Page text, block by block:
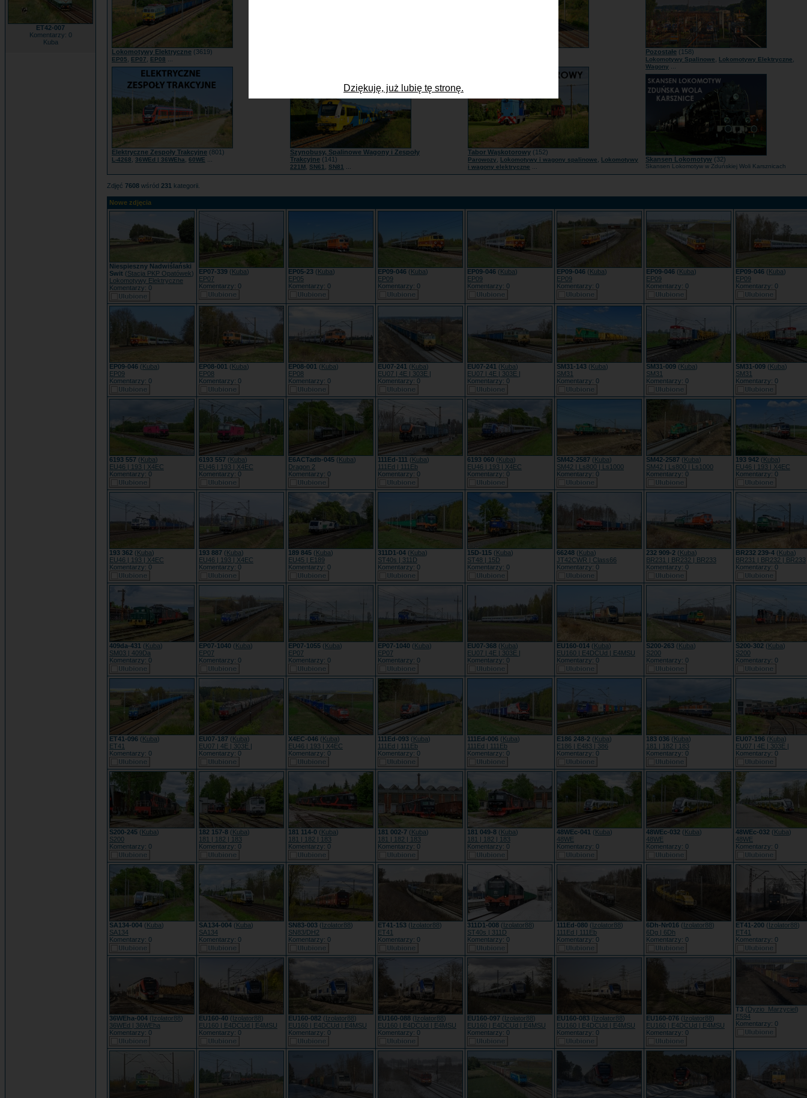
ET42-007
Komentarzy: 0
Kuba
Lokomotywy Elektryczne (3619)
EP05 EP07 EP08
Elektryczne Zespoły Trakcyjne (801)
L-4268 36WEd | 36WEha 60WE
Szynobusy, Spalinowe Wagony i Zespoły
Trakcyjne (141)
221M SN61 SN81
Tabor Wąskotorowy (152)
Parowozy Lokomotywy i wagony spalinowe
Lokomotywy
i wagony elektryczne
Pozostałe (158)
Lokomotywy Spalinowe Lokomotywy Elektryczne
Wagony
Skansen Lokomotyw (32)
Skansen Lokomotyw w Zduńskiej Woli Karsznicach
Zdjęć 7608 wśród 231 kategorii.
Nowe zdjęcia
Niespieszny Nadwiślański
Swit (Stacja PKP Opatówek)
Lokomotywy Elektryczne
Komentarzy: 0
EP07-339 (Kuba)
EP07
Komentarzy: 0
EP05-23 (Kuba)
EP05
Komentarzy: 0
EP09-046 (Kuba)
EP09
Komentarzy: 0
EP09-046 (Kuba)
EP09
Komentarzy: 0
EP09-046 (Kuba)
EP09
Komentarzy: 0
EP09-046 (Kuba)
EP09
Komentarzy: 0
EP09-046 (Kuba)
EP09
Komentarzy: 0
EP09-046 (Kuba)
EP09
Komentarzy: 0
EP08-001 (Kuba)
EP08
Komentarzy: 0
EP08-001 (Kuba)
EP08
Komentarzy: 0
EU07-241 (Kuba)
EU07 | 4E | 303E |
Komentarzy: 0
EU07-241 (Kuba)
EU07 | 4E | 303E |
Komentarzy: 0
SM31-143 (Kuba)
SM31
Komentarzy: 0
SM31-009 (Kuba)
SM31
Komentarzy: 0
SM31-009 (Kuba)
SM31
Komentarzy: 0
6193 557 (Kuba)
EU46 | 193 | X4EC
Komentarzy: 0
6193 557 (Kuba)
EU46 | 193 | X4EC
Komentarzy: 0
E6ACTadb-045 (Kuba)
Dragon 2
Komentarzy: 0
111Ed-111 (Kuba)
111Ed | 111Eb
Komentarzy: 0
6193 060 (Kuba)
EU46 | 193 | X4EC
Komentarzy: 0
SM42-2587 (Kuba)
SM42 | Ls800 | Ls1000
Komentarzy: 0
SM42-2587 (Kuba)
SM42 | Ls800 | Ls1000
Komentarzy: 0
193 942 (Kuba)
EU46 | 193 | X4EC
Komentarzy: 0
193 362 (Kuba)
EU46 | 193 | X4EC
Komentarzy: 0
193 887 (Kuba)
EU46 | 193 | X4EC
Komentarzy: 0
189 845 (Kuba)
EU45 | E189
Komentarzy: 0
311D1-04 (Kuba)
ST40s | 311D
Komentarzy: 0
15D-115 (Kuba)
ST48 | 15D
Komentarzy: 0
66248 (Kuba)
JT42CWR | Class66
Komentarzy: 0
232 909-2 (Kuba)
BR231 | BR232 | BR233
Komentarzy: 0
BR232 239-4 (Kuba)
BR231 | BR232 | BR233
Komentarzy: 0
409da-431 (Kuba)
SM03 | 409Da
Komentarzy: 0
EP07-1040 (Kuba)
EP07
Komentarzy: 0
EP07-1055 (Kuba)
EP07
Komentarzy: 0
EP07-1040 (Kuba)
EP07
Komentarzy: 0
EU07-368 (Kuba)
EU07 | 4E | 303E |
Komentarzy: 0
EU160-014 (Kuba)
EU160 | E4DCUd | E4MSU
Komentarzy: 0
S200-263 (Kuba)
S200
Komentarzy: 0
S200-302 (Kuba)
S200
Komentarzy: 0
ET41-096 (Kuba)
ET41
Komentarzy: 0
EU07-187 (Kuba)
EU07 | 4E | 303E |
Komentarzy: 0
X4EC-046 (Kuba)
EU46 | 193 | X4EC
Komentarzy: 0
111Ed-093 (Kuba)
111Ed | 111Eb
Komentarzy: 0
111Ed-006 (Kuba)
111Ed | 111Eb
Komentarzy: 0
E186 248-2 (Kuba)
E186 | E483 | 386
Komentarzy: 0
183 036 (Kuba)
181 | 182 | 183
Komentarzy: 0
EU07-196 (Kuba)
EU07 | 4E | 303E |
Komentarzy: 0
S200-245 (Kuba)
S200
Komentarzy: 0
182 157-8 (Kuba)
181 | 182 | 183
Komentarzy: 0
181 114-0 (Kuba)
181 | 182 | 183
Komentarzy: 0
181 002-7 (Kuba)
181 | 182 | 183
Komentarzy: 0
181 049-8 (Kuba)
181 | 182 | 183
Komentarzy: 0
48WEc-041 (Kuba)
48WE
Komentarzy: 0
48WEc-032 (Kuba)
48WE
Komentarzy: 0
48WEc-032 (Kuba)
48WE
Komentarzy: 0
SA134-004 (Kuba)
SA134
Komentarzy: 0
SA134-004 (Kuba)
SA134
Komentarzy: 0
SN83-003 (Izolator88)
SN83/DH2
Komentarzy: 0
ET41-153 (Izolator88)
ET41
Komentarzy: 0
311D1-008 (Izolator88)
ST40s | 311D
Komentarzy: 0
111Ed-080 (Izolator88)
111Ed | 111Eb
Komentarzy: 0
6Dh-Nr016 (Izolator88)
6Dg | 6Dh
Komentarzy: 0
ET41-200 (Izolator88)
ET41
Komentarzy: 0
36WEha-004 (Izolator88)
36WEd | 36WEha
Komentarzy: 0
EU160-40 (Izolator88)
EU160 | E4DCUd | E4MSU
Komentarzy: 0
EU160-082 (Izolator88)
EU160 | E4DCUd | E4MSU
Komentarzy: 0
EU160-088 (Izolator88)
EU160 | E4DCUd | E4MSU
Komentarzy: 0
EU160-097 (Izolator88)
EU160 | E4DCUd | E4MSU
Komentarzy: 0
EU160-083 (Izolator88)
EU160 | E4DCUd | E4MSU
Komentarzy: 0
EU160-076 (Izolator88)
EU160 | E4DCUd | E4MSU
Komentarzy: 0
T3 (Dyzio_Marzyciel)
E594
Komentarzy: 0
Dziękuję, już lubię tę stronę.